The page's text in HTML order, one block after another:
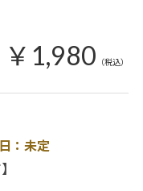
￥1,980 （税込）
：未定